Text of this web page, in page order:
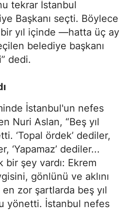
tekrar İstanbul
Başkanı seçti. Böylece
yıl içinde —hatta üç ay
belediye başkanı
dedi.
İstanbul'un nefes
Nuri Aslan, “Beş yıl
‘Topal ördek’ dediler,
‘Yapamaz’ dediler...
bir şey vardı: Ekrem
gönlünü ve aklını
en zor şartlarda beş yıl
yönetti. İstanbul nefes